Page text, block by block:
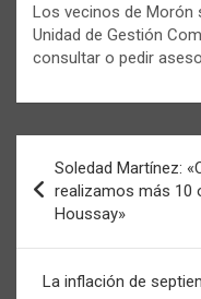
Los vecinos de Morón
Unidad de Gestión
consultar o pedir
de
entradas
Soledad Martínez:
realizamos más 10
Houssay»
La inflación de